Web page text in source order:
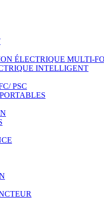
ÉLECTRIQUE MULTI-
INTELLIGENT
PSC